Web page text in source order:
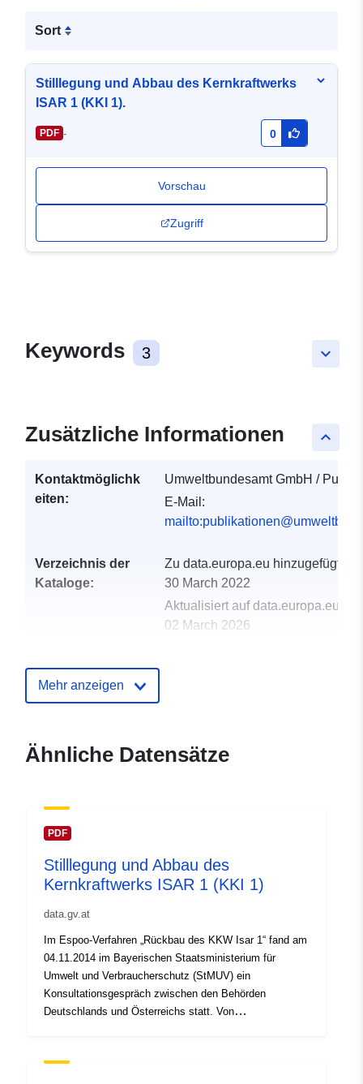
Sort
Stilllegung und Abbau des Kernkraftwerks
ISAR 1 (KKI 1).
PDF - 0
Vorschau
Zugriff
keyboard_arrow_down
Keywords 3
keyboard_arrow_up
Zusätzliche Informationen
Kontaktmöglichk
eiten:
Umweltbundesamt GmbH /
E-Mail:
Verzeichnis der
Kataloge:
Zu data.europa.eu hinzugefügt:
30 March 2022
Aktualisiert auf data.europa.eu:
02 March 2026
uriRef:
Mehr anzeigen
Ähnliche Datensätze
PDF
Stilllegung und Abbau des
Kernkraftwerks ISAR 1 (KKI 1)
data.gv.at
Im Espoo-Verfahren „Rückbau des KKW Isar 1“ fand am
04.11.2014 im Bayerischen Staatsministerium für
Umwelt und Verbraucherschutz (StMUV) ein
Konsultationsgespräch zwischen den Behörden
Deutschlands und Österreichs statt. Von
(BMLFUW) mit einem Gutachter des Öko-Instituts e.V.